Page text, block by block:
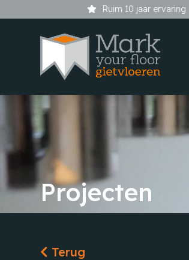
Ruim 10 jaar ervaring
Projecten
Terug